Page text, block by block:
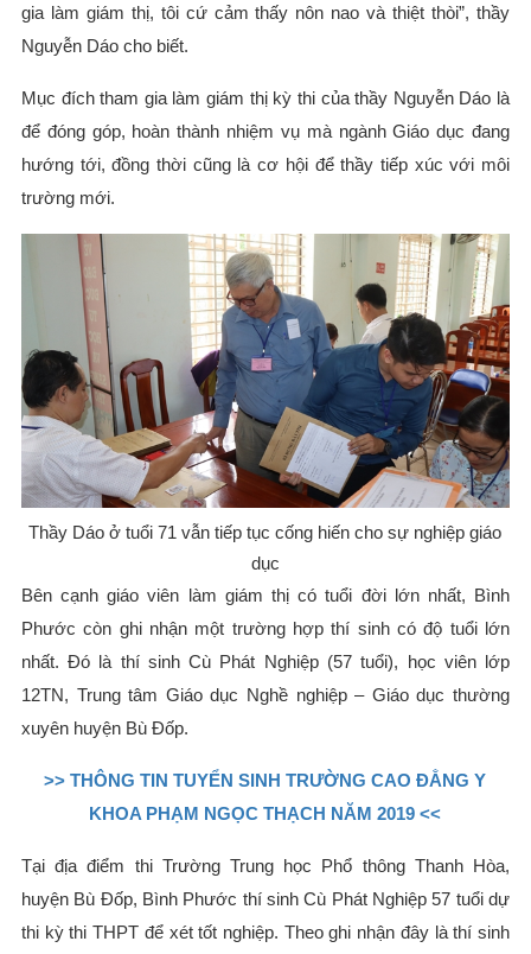
gia làm giám thị, tôi cứ cảm thấy nôn nao và thiệt thòi”, thầy
Nguyễn Dáo cho biết.
Mục đích tham gia làm giám thị kỳ thi của thầy Nguyễn Dáo là
để đóng góp, hoàn thành nhiệm vụ mà ngành Giáo dục đang
hướng tới, đồng thời cũng là cơ hội để thầy tiếp xúc với môi
trường mới.
Thầy Dáo ở tuổi 71 vẫn tiếp tục cống hiến cho sự nghiệp giáo
dục
Bên cạnh giáo viên làm giám thị có tuổi đời lớn nhất, Bình
Phước còn ghi nhận một trường hợp thí sinh có độ tuổi lớn
nhất. Đó là thí sinh Cù Phát Nghiệp (57 tuổi), học viên lớp
12TN, Trung tâm Giáo dục Nghề nghiệp – Giáo dục thường
xuyên huyện Bù Đốp.
>> THÔNG TIN TUYỂN SINH TRƯỜNG CAO ĐẲNG Y
KHOA PHẠM NGỌC THẠCH NĂM 2019 <<
Tại địa điểm thi Trường Trung học Phổ thông Thanh Hòa,
huyện Bù Đốp, Bình Phước thí sinh Cù Phát Nghiệp 57 tuổi dự
thi kỳ thi THPT để xét tốt nghiệp. Theo ghi nhận đây là thí sinh